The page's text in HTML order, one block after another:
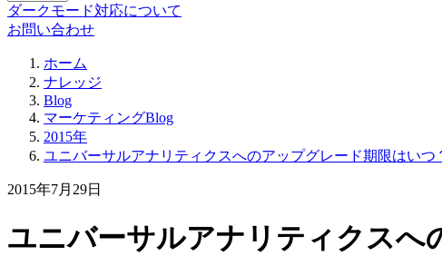
ダークモード対応について
お問い合わせ
ホーム
ナレッジ
Blog
マーケティングBlog
2015年
ユニバーサルアナリティクスへのアップグレード期限はいつ
2015年7月29日
ユニバーサルアナリティクスへ